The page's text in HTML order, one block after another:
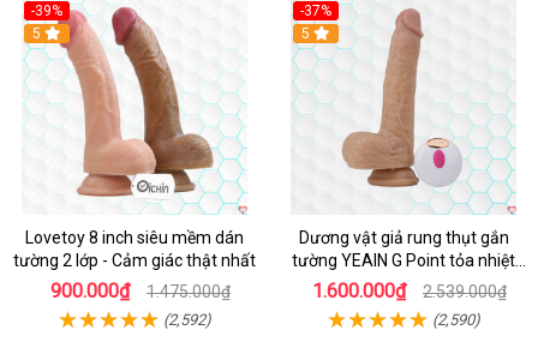
-39%
Hot
5
Lovetoy 8 inch siêu mềm dán
tường 2 lớp - Cảm giác thật nhất
900.000₫ 1.475.000₫
(2,592)
-37%
5
Dương vật giả rung thụt gắn
tường YEAIN G Point tỏa nhiệt
điều khiển từ xa
1.600.000₫ 2.539.000₫
(2,590)